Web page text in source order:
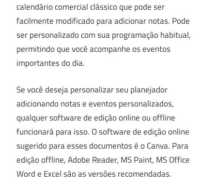
calendário comercial clássico que pode ser
facilmente modificado para adicionar notas. Pode
ser personalizado com sua programação habitual,
permitindo que você acompanhe os eventos
importantes do dia.
Se você deseja personalizar seu planejador
adicionando notas e eventos personalizados,
qualquer software de edição online ou offline
funcionará para isso. O software de edição online
sugerido para esses documentos é o Canva. Para
edição offline, Adobe Reader, MS Paint, MS Office
Word e Excel são as versões recomendadas.